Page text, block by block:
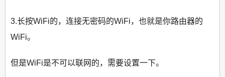
3.长按WiFi的，连接无密码的WiFi，也就是你路由器的
WiFi。
但是WiFi是不可以联网的，需要设置一下。